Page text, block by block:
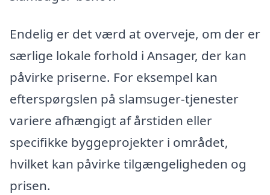
Endelig er det værd at overveje, om der er
særlige lokale forhold i Ansager, der kan
påvirke priserne. For eksempel kan
efterspørgslen på slamsuger-tjenester
variere afhængigt af årstiden eller
specifikke byggeprojekter i området,
hvilket kan påvirke tilgængeligheden og
prisen.